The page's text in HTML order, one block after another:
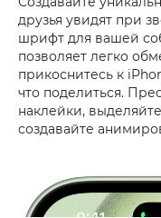
друзья увидят при
шрифт для вашей
позволяет легко
прикоснитесь к
что поделиться.
наклейки,
создавайте